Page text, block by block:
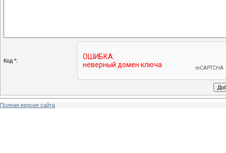
Код *:
Полная версия сайта